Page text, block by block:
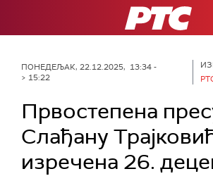
РТС
ПОНЕДЕЉАК, 22.12.2025, 13:34 -
> 15:22
Првостепена
Слађану
изречена 26.